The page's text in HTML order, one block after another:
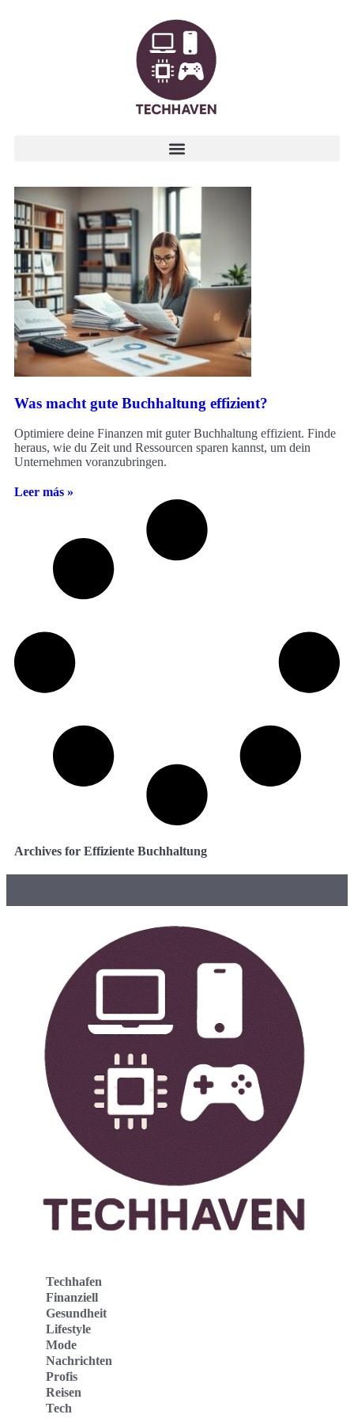
Was macht gute Buchhaltung effizient?
Optimiere deine Finanzen mit guter Buchhaltung effizient. Finde
heraus, wie du Zeit und Ressourcen sparen kannst, um dein
Unternehmen voranzubringen.
Leer más »
Archives for Effiziente Buchhaltung
Techhafen
Finanziell
Gesundheit
Lifestyle
Mode
Nachrichten
Profis
Reisen
Tech